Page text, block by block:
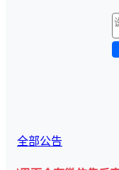
全部公告